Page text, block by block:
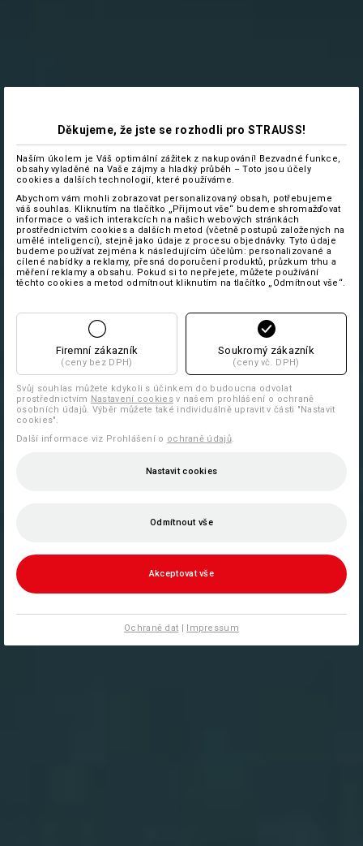
Děkujeme, že jste se rozhodli pro STRAUSS!
Naším úkolem je Váš optimální zážitek z nakupování! Bezvadné funkce,
obsahy vyladěné na Vaše zájmy a hladký průběh – Toto jsou účely
cookies a dalších technologií, které používáme.
Abychom vám mohli zobrazovat personalizovaný obsah, potřebujeme
váš souhlas. Kliknutím na tlačítko „Přijmout vše“ budeme shromažďovat
informace o vašich interakcích na našich webových stránkách
prostřednictvím cookies a dalších metod (včetně postupů založených na
umělé inteligenci), stejně jako údaje z procesu objednávky. Tyto údaje
budeme používat zejména k následujícím účelům: personalizované a
cílené nabídky a reklamy, přesná doporučení produktů, průzkum trhu a
měření reklamy a obsahu. Pokud si to nepřejete, můžete používání
těchto cookies a metod odmítnout kliknutím na tlačítko „Odmítnout vše“.
Firemní zákazník
(ceny bez DPH)
Soukromý zákazník
(ceny vč. DPH)
Svůj souhlas můžete kdykoli s účinkem do budoucna odvolat
prostřednictvím Nastavení cookiesv našem prohlášení o ochraně
osobních údajů. Výběr můžete také individuálně upravit v části "Nastavit
cookies".
Další informace viz Prohlášení o ochraně údajů.
Nastavit cookies
Odmítnout vše
Akceptovat vše
Ochraně dat | Impressum